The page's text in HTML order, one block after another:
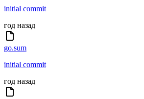
initial commit
год назад
go.sum
initial commit
год назад